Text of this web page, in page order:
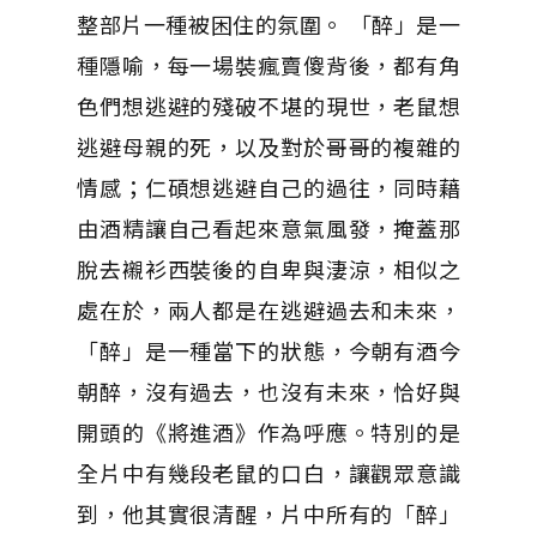
整部片一種被困住的氛圍。 「醉」是一
種隱喻，每一場裝瘋賣傻背後，都有角
色們想逃避的殘破不堪的現世，老鼠想
逃避母親的死，以及對於哥哥的複雜的
情感；仁碩想逃避自己的過往，同時藉
由酒精讓自己看起來意氣風發，掩蓋那
脫去襯衫西裝後的自卑與淒涼，相似之
處在於，兩人都是在逃避過去和未來，
「醉」是一種當下的狀態，今朝有酒今
朝醉，沒有過去，也沒有未來，恰好與
開頭的《將進酒》作為呼應。特別的是
全片中有幾段老鼠的口白，讓觀眾意識
到，他其實很清醒，片中所有的「醉」